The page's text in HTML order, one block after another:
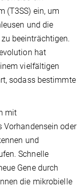
(T3SS) ein, um
und die
beeinträchtigen.
hat
vielfältigen
sodass bestimmte
mit
Vorhandensein oder
und
Schnelle
Gene durch
die mikrobielle